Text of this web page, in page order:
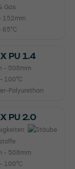
152mm
65°C
PU 1.4
- 508mm
100°C
Polyurethan
PU 2.0
- 508mm
100°C